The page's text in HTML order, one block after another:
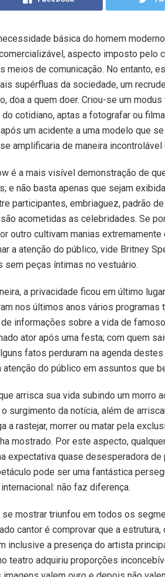
básica do homem
aspecto imposto pelo
meios de comunicação. No entanto,
supérfluas da sociedade, um
doa a quem doer. Criou-se um
cotidiano, aptas a fotografar ou
um acidente a uma modelo que
amplificaria de maneira
é a mais visível demonstração de
e não basta apenas que sejam
participantes, embriaguez, padrão
acometidas as celebridades. Se
outro cultivam manias
a atenção do público, vide Britney
sem peças íntimas no vestuário.
a privacidade ficou em último
nos últimos anos vários
informações sobre a vida de
ator após uma festa; com quem
fatos perduram na agenda
atenção do público em assuntos que
arrisca sua vida subindo um morro
surgimento da notícia, além de
a rastejar, morrer ou matar pela
mostrado. Por este aspecto,
expectativa quase desesperadora
pode ser uma fantástica
não faz diferença.
se mostrar triunfou em todos os
cantor é comprovar que a
inclusive a presença do artista
teatro adquiriu proporções